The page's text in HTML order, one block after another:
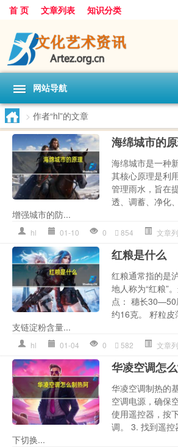
首 页 文章列表 知识分类
网站导航
> 作者“hl”的文章
海绵城市的
海绵城市是一种
其核心原理是利
管理雨水，旨在
透、调蓄、净化
增强城市的防...
hl 01-10 0 854 文章
红粮是什么
红粮通常指的是
地人称为“红粮”
点： 穗长30—50
约16克。 籽粒皮
支链淀粉含量...
hl 01-04 0 582 文章
华凌空调怎
华凌空调制热的
空调电源，确保
使用遥控器，按
调。 3. 找到遥控
下切换...